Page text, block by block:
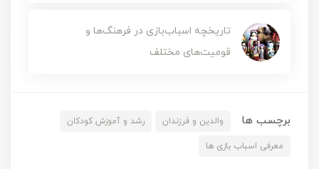
تاریخچه اسباب‌بازی در فرهنگ‌ها و
قومیت‌های مختلف
برچسب ها والدین و فرزندان رشد و آموزش کودکان
معرفی اسباب بازی ها